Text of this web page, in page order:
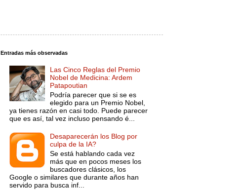
Entradas más observadas
Las Cinco Reglas del Premio
Nobel de Medicina: Ardem
Patapoutian
Podría parecer que si se es
elegido para un Premio Nobel,
ya tienes razón en casi todo. Puede parecer
que es así, tal vez incluso pensando é...
Desaparecerán los Blog por
culpa de la IA?
Se está hablando cada vez
más que en pocos meses los
buscadores clásicos, los
Google o similares que durante años han
servido para busca inf...